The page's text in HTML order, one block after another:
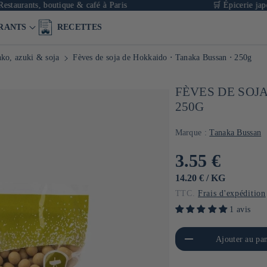
boutique & café à Paris 🛒 Épicerie japonaise
RECETTES
azuki & soja Fèves de soja de Hokkaido ⋅ Tanaka Bussan ⋅ 250g
FÈVES DE
250G
Marque : Tanaka Bussan
Prix
habituel
3.55 €
PRIX
14.20 € / PAR
KG
TTC. Frais d'expédition
1 avis
Réduire la quantité de Default
Title
Ajouter au